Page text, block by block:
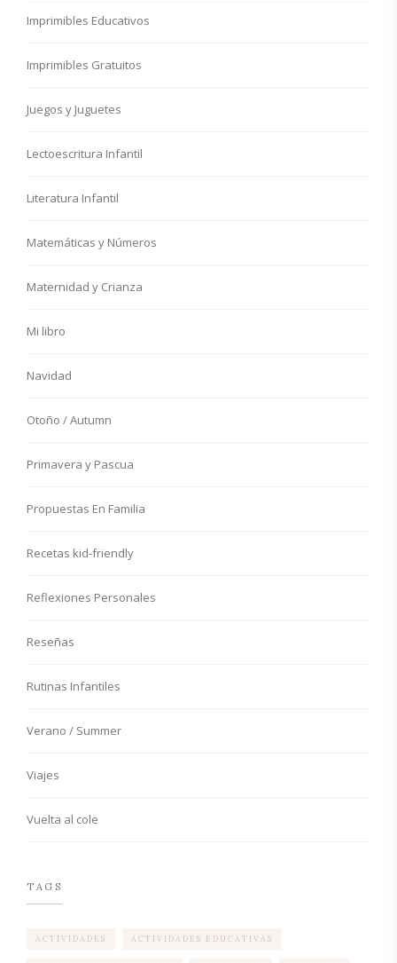
Imprimibles Educativos
Imprimibles Gratuitos
Juegos y Juguetes
Lectoescritura Infantil
Literatura Infantil
Matemáticas y Números
Maternidad y Crianza
Mi libro
Navidad
Otoño / Autumn
Primavera y Pascua
Propuestas En Familia
Recetas kid-friendly
Reflexiones Personales
Reseñas
Rutinas Infantiles
Verano / Summer
Viajes
Vuelta al cole
TAGS
ACTIVIDADES ACTIVIDADES EDUCATIVAS